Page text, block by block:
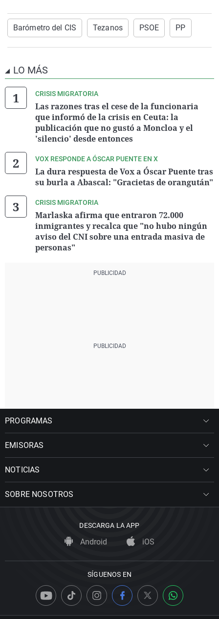
Barómetro del CIS Tezanos PSOE PP
LO MÁS
CRISIS MIGRATORIA
Las razones tras el cese de la funcionaria
que informó de la crisis en Ceuta: la
publicación que no gustó a Moncloa y el
'silencio' desde entonces
VOX RESPONDE A ÓSCAR PUENTE EN X
La dura respuesta de Vox a Óscar Puente tras
su burla a Abascal: "Gracietas de orangután"
CRISIS MIGRATORIA
Marlaska afirma que entraron 72.000
inmigrantes y recalca que "no hubo ningún
aviso del CNI sobre una entrada masiva de
personas"
PROGRAMAS
EMISORAS
NOTICIAS
SOBRE NOSOTROS
DESCARGA LA APP
Android iOS
SÍGUENOS EN